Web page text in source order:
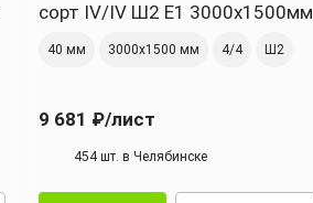
сорт IV/IV Ш2 Е1 3000x1500мм
40 мм 3000х1500 мм 4/4 Ш2
9 681 ₽/лист
454 шт. в Челябинске